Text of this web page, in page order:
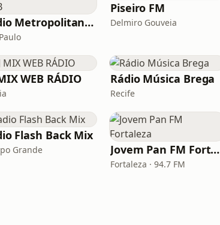
Rádio Metropolitana MPB
Piseiro FM
Delmiro Gouveia
WEB RÁDIO Rádio Música Brega
Recife
Flash Back Mix
Grande Jovem Pan FM Fortaleza
Fortaleza · 94.7 FM